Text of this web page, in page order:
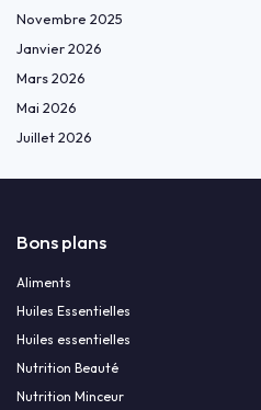
Novembre 2025
Janvier 2026
Mars 2026
Mai 2026
Juillet 2026
Bons plans
Aliments
Huiles Essentielles
Huiles essentielles
Nutrition Beauté
Nutrition Minceur